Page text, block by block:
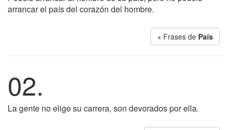
arrancar el país del corazón del hombre.
+ Frases de País
02.
La gente no elige su carrera, son devorados por ella.